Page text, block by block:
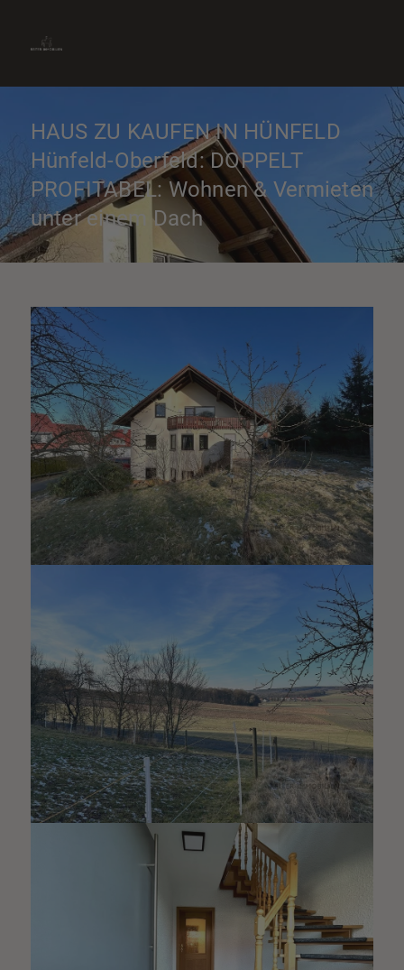
» Immobilie bewerten
HAUS ZU KAUFEN IN HÜNFELD
Hünfeld-Oberfeld: DOPPELT
PROFITABEL: Wohnen & Vermieten
unter einem Dach